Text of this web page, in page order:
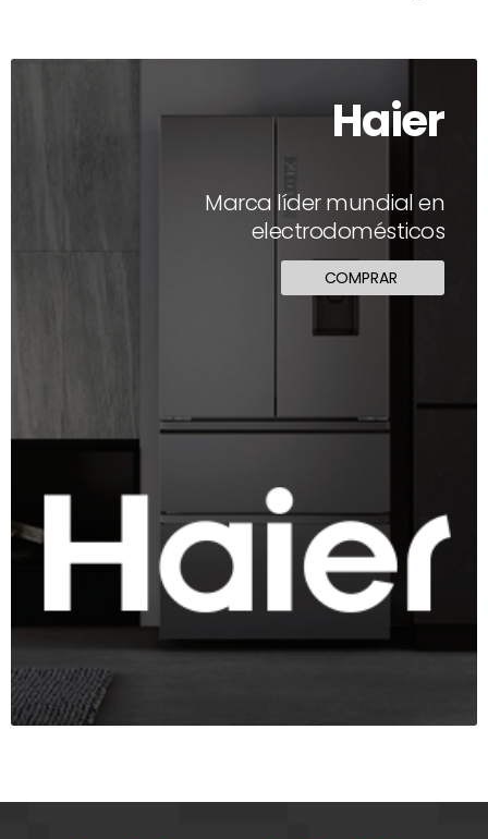
Haier
Marca líder mundial en
electrodomésticos
COMPRAR